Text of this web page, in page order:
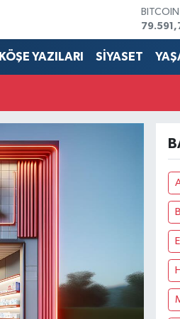
BITCOIN
DOLAR
G.ALTIN
KÖŞE YAZILARI SİYASET